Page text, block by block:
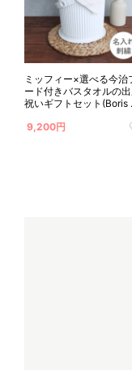
ミッフィー×選べる今治
ード付きバスタオルの
祝いギフトセット(Boris
9,200円